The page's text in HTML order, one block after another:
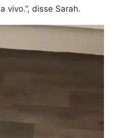
vivo.”, disse Sarah.